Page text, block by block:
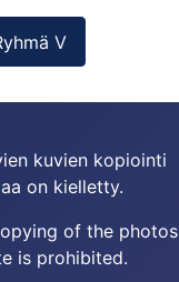
V
kuvien kopiointi
on kielletty.
of the photos
is prohibited.